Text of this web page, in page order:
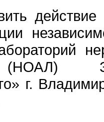
действие
г.